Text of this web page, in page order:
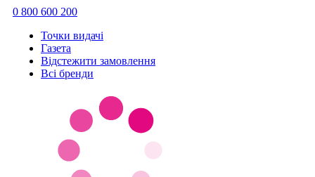
0 800 600 200
Точки видачi
Газета
Відстежити замовлення
Всі бренди